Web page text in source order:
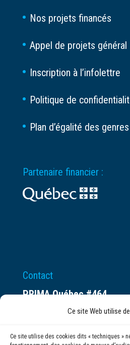
Ce site Web utilise
Ce site utilise des cookies dits « techniques »
Nos projets financés
Appel de projets général
Inscription à l’infolettre
Politique de
Plan d’égalité des genres
Partenaire financier :
Contact
PRIMA Québec #464
Espace ax.c